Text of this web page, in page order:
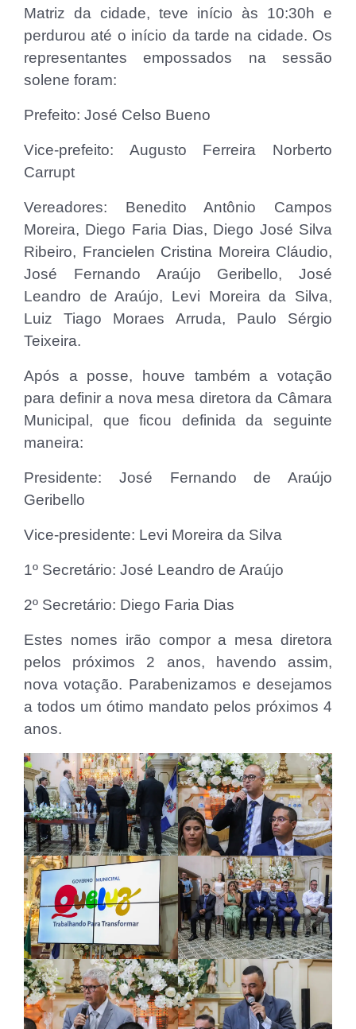
Matriz da cidade, teve início às 10:30h e
perdurou até o início da tarde na cidade. Os
representantes empossados na sessão
solene foram:
Prefeito: José Celso Bueno
Vice-prefeito: Augusto Ferreira Norberto
Carrupt
Vereadores: Benedito Antônio Campos
Moreira, Diego Faria Dias, Diego José Silva
Ribeiro, Francielen Cristina Moreira Cláudio,
José Fernando Araújo Geribello, José
Leandro de Araújo, Levi Moreira da Silva,
Luiz Tiago Moraes Arruda, Paulo Sérgio
Teixeira.
Após a posse, houve também a votação
para definir a nova mesa diretora da Câmara
Municipal, que ficou definida da seguinte
maneira:
Presidente: José Fernando de Araújo
Geribello
Vice-presidente: Levi Moreira da Silva
1º Secretário: José Leandro de Araújo
2º Secretário: Diego Faria Dias
Estes nomes irão compor a mesa diretora
pelos próximos 2 anos, havendo assim,
nova votação. Parabenizamos e desejamos
a todos um ótimo mandato pelos próximos 4
anos.